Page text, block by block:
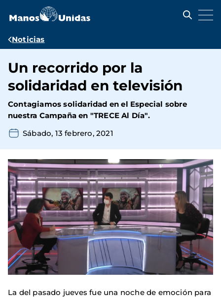
contenido
Ruta
navegación
Noticias
Un recorrido por la
solidaridad en televisión
Contagiamos solidaridad en el Especial sobre
nuestra Campaña en "TRECE Al Día".
Sábado, 13 febrero, 2021
La del pasado jueves fue una noche de emoción para